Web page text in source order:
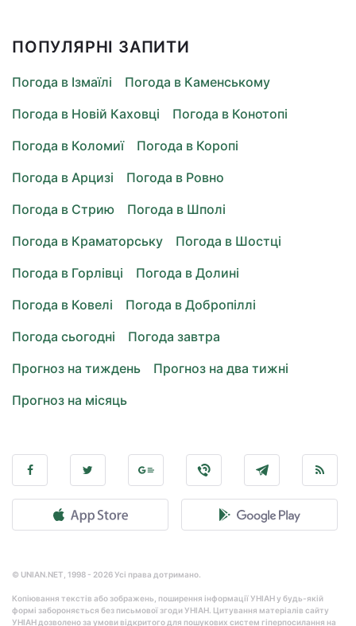
ПОПУЛЯРНІ ЗАПИТИ
Погода в Ізмаїлі
Погода в Каменському
Погода в Новій Каховці
Погода в Конотопі
Погода в Коломиї
Погода в Коропі
Погода в Арцизі
Погода в Ровно
Погода в Стрию
Погода в Шполі
Погода в Краматорську
Погода в Шостці
Погода в Горлівці
Погода в Долині
Погода в Ковелі
Погода в Добропіллі
Погода сьогодні
Погода завтра
Прогноз на тиждень
Прогноз на два тижні
Прогноз на місяць
© UNIAN.NET, 1998 - 2026 Усі права дотримано.
Копіювання текстів або зображень, поширення інформації УНІАН у будь-якій
формі забороняється без письмової згоди УНІАН. Цитування матеріалів сайту
УНІАН дозволено за умови відкритого для пошукових систем гіперпосилання на